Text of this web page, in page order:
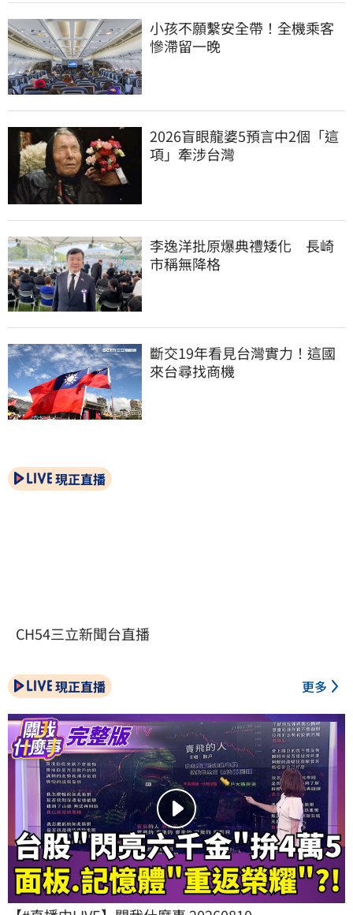
小孩不願繫安全帶！全機乘客
慘滯留一晚
2026盲眼龍婆5預言中2個「這
項」牽涉台灣
李逸洋批原爆典禮矮化　長崎
市稱無降格
斷交19年看見台灣實力！這國
來台尋找商機
現正直播
CH54三立新聞台直播
現正直播 更多